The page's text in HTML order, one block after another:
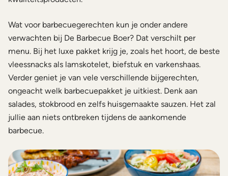
Wat voor barbecuegerechten kun je onder andere
verwachten bij De Barbecue Boer? Dat verschilt per
menu. Bij het luxe pakket krijg je, zoals het hoort, de beste
vleessnacks als lamskotelet, biefstuk en varkenshaas.
Verder geniet je van vele verschillende bijgerechten,
ongeacht welk barbecuepakket je uitkiest. Denk aan
salades, stokbrood en zelfs huisgemaakte sauzen. Het zal
jullie aan niets ontbreken tijdens de aankomende
barbecue.